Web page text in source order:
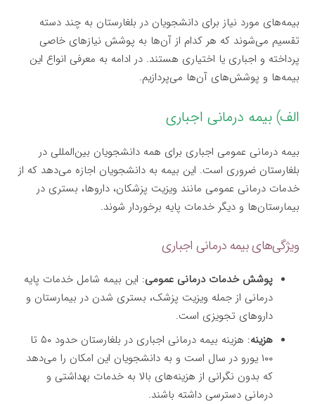
بیمه‌های مورد نیاز برای دانشجویان در بلغارستان به چند دسته
تقسیم می‌شوند که هر کدام از آن‌ها به پوشش نیازهای خاصی
پرداخته و اجباری یا اختیاری هستند. در ادامه به معرفی انواع این
بیمه‌ها و پوشش‌های آن‌ها می‌پردازیم.
الف) بیمه درمانی اجباری
بیمه درمانی عمومی اجباری برای همه دانشجویان بین‌المللی در
بلغارستان ضروری است. این بیمه به دانشجویان اجازه می‌دهد که از
خدمات درمانی عمومی مانند ویزیت پزشکان، داروها، بستری در
بیمارستان‌ها و دیگر خدمات پایه برخوردار شوند.
ویژگی‌های بیمه درمانی اجباری
پوشش خدمات درمانی عمومی: این بیمه شامل خدمات پایه
درمانی از جمله ویزیت پزشک، بستری شدن در بیمارستان و
داروهای تجویزی است.
هزینه
: هزینه بیمه درمانی اجباری در بلغارستان حدود ۵۰ تا
۱۰۰ یورو در سال است و به دانشجویان این امکان را می‌دهد
که بدون نگرانی از هزینه‌های بالا به خدمات بهداشتی و
درمانی دسترسی داشته باشند.